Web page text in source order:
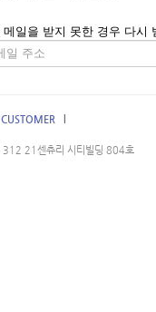
메일을 받지 못한 경우 다시
CUSTOMER l
312 21센츄리 시티빌딩 804호